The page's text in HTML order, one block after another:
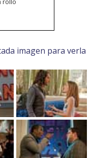
imagen para verla